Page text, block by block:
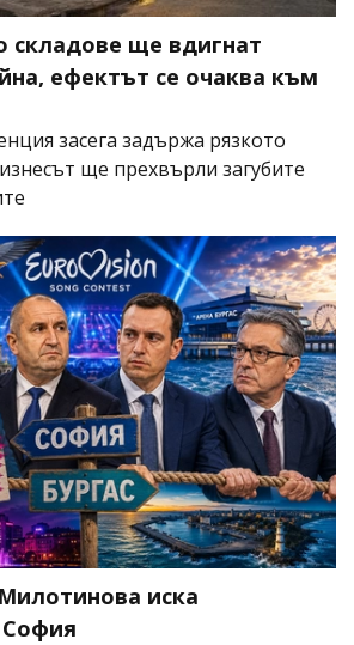
складове ще вдигнат
ефектът се очаква към
засега задържа рязкото
ще прехвърли загубите
иска
София